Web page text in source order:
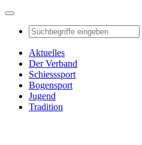
Aktuelles
Der Verband
Schiesssport
Bogensport
Jugend
Tradition